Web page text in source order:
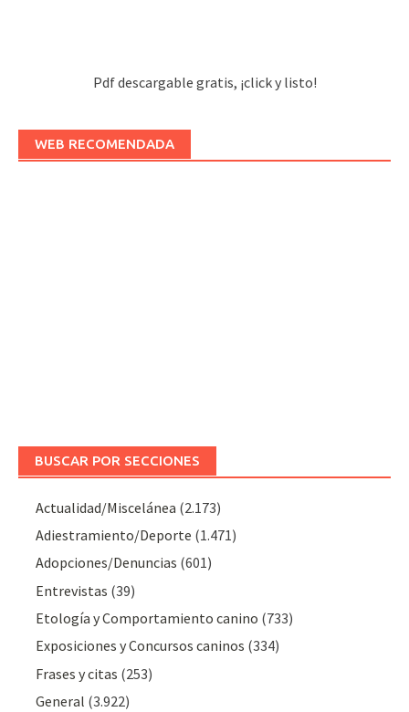
Pdf descargable gratis, ¡click y listo!
WEB RECOMENDADA
BUSCAR POR SECCIONES
Actualidad/Miscelánea (2.173)
Adiestramiento/Deporte (1.471)
Adopciones/Denuncias (601)
Entrevistas (39)
Etología y Comportamiento canino (733)
Exposiciones y Concursos caninos (334)
Frases y citas (253)
General (3.922)